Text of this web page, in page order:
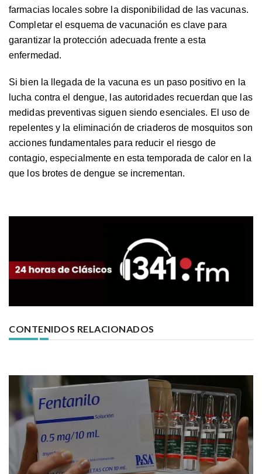
farmacias locales sobre la disponibilidad de las vacunas.
Completar el esquema de vacunación es clave para
garantizar la protección adecuada frente a esta
enfermedad.
Si bien la llegada de la vacuna es un paso positivo en la
lucha contra el dengue, las autoridades recuerdan que las
medidas preventivas siguen siendo esenciales. El uso de
repelentes y la eliminación de criaderos de mosquitos son
acciones fundamentales para reducir el riesgo de
contagio, especialmente en esta temporada de calor en la
que los brotes de dengue se incrementan.
CONTENIDOS RELACIONADOS